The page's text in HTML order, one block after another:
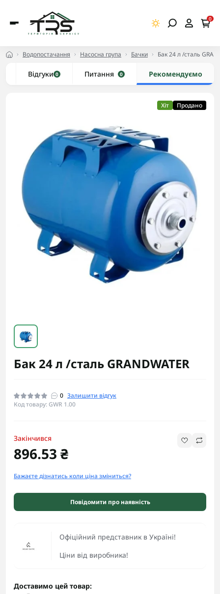
0
Водопостачання Насосна група Бачки Бак 24 л /сталь
Відгуки 0 Питання 0 Рекомендуємо
Хіт Продано
Бак 24 л /сталь GRANDWATER
0 Залишити відгук
Код товару: GWR 1.00
Офіційний представник в Україні!
Ціни від виробника!
Закінчився
896.53 ₴
Бажаєте дізнатись коли ціна зміниться?
Повідомити про наявність
Доставимо цей товар: